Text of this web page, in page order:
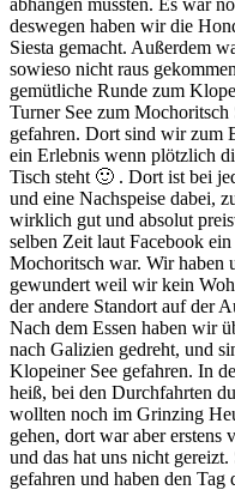
deswegen haben wir die
Siesta gemacht. Außerdem
sowieso nicht raus
gemütliche Runde zum
Turner See zum
gefahren. Dort sind wir zum
ein Erlebnis wenn plötzlich
Tisch steht 🙂 . Dort ist bei
und eine Nachspeise dabei,
wirklich gut und absolut
selben Zeit laut Facebook
Mochoritsch war. Wir haben
gewundert weil wir kein
der andere Standort auf der
Nach dem Essen haben wir
nach Galizien gedreht, und
Klopeiner See gefahren. In
heiß, bei den Durchfahrten
wollten noch im Grinzing
gehen, dort war aber erstens
und das hat uns nicht
gefahren und haben den Tag